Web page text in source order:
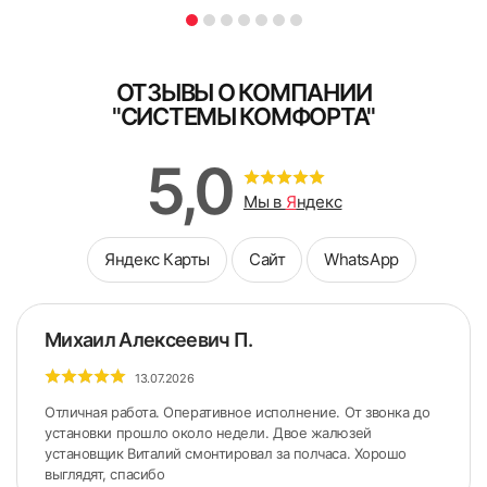
Поле обязательно для заполнения
ОТЗЫВЫ О КОМПАНИИ
"СИСТЕМЫ КОМФОРТА"
5,0 Мы в Яндекс
Яндекс Карты Сайт WhatsApp
Михаил Алексеевич П.
13.07.2026
Отличная работа. Оперативное исполнение. От звонка до
установки прошло около недели. Двое жалюзей
установщик Виталий смонтировал за полчаса. Хорошо
выглядят, спасибо